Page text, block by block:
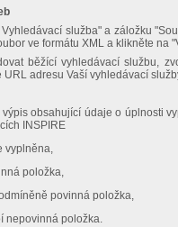
služba" a záložku
ve formátu XML a klikněte na
běžící vyhledávací službu,
URL adresu Vaší vyhledávací
obsahující údaje o úplnosti
INSPIRE
vyplněna,
položka,
povinná položka,
nepovinná položka.